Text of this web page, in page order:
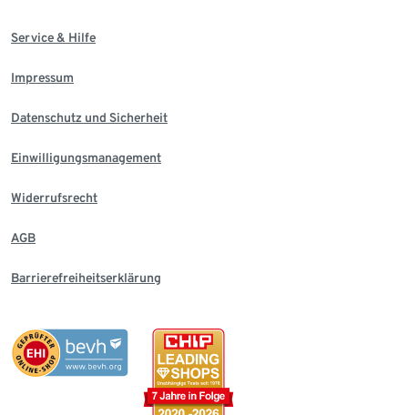
Service & Hilfe
Impressum
Datenschutz und Sicherheit
Einwilligungsmanagement
Widerrufsrecht
AGB
Barrierefreiheitserklärung